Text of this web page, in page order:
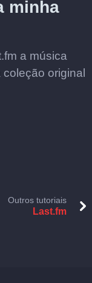
minha
a música
original
Outros tutoriais
Last.fm